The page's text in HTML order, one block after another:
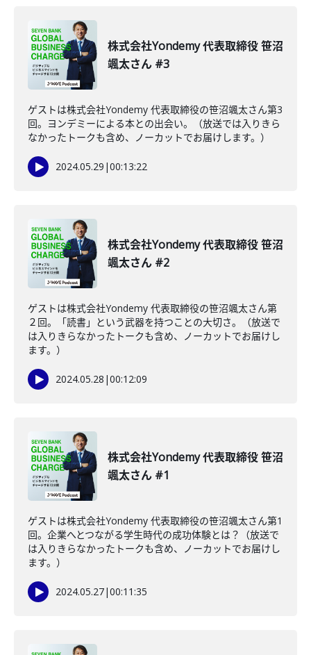
株式会社Yondemy 代表取締役 笹沼
颯太さん #3
ゲストは株式会社Yondemy 代表取締役の笹沼颯太さん第3
回。ヨンデミーによる本との出会い。（放送では入りきら
なかったトークも含め、ノーカットでお届けします。）
2024.05.29 |00:13:22
株式会社Yondemy 代表取締役 笹沼
颯太さん #2
ゲストは株式会社Yondemy 代表取締役の笹沼颯太さん第
２回。「読書」という武器を持つことの大切さ。（放送で
は入りきらなかったトークも含め、ノーカットでお届けし
ます。）
2024.05.28 |00:12:09
株式会社Yondemy 代表取締役 笹沼
颯太さん #1
ゲストは株式会社Yondemy 代表取締役の笹沼颯太さん第1
回。企業へとつながる学生時代の成功体験とは？（放送で
は入りきらなかったトークも含め、ノーカットでお届けし
ます。）
2024.05.27|00:11:35